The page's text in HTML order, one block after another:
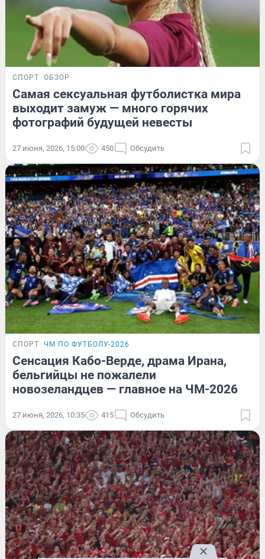
СПОРТ ОБЗОР
Самая сексуальная футболистка мира
выходит замуж — много горячих
фотографий будущей невесты
27 июня, 2026, 15:00 450 Обсудить
СПОРТ ЧМ ПО ФУТБОЛУ-2026
Сенсация Кабо-Верде, драма Ирана,
бельгийцы не пожалели
новозеландцев — главное на ЧМ-2026
27 июня, 2026, 10:35 415 Обсудить